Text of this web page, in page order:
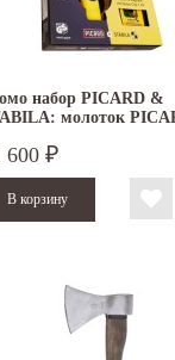
набор PICARD &
молоток
0070080-001
600 ₽